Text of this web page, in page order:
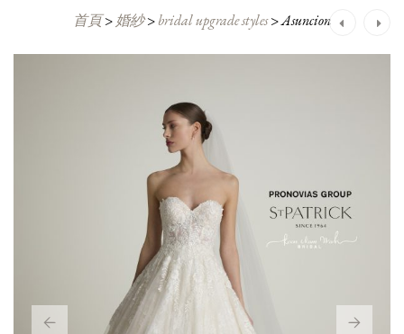
首頁> 婚紗>bridal upgrade styles>Asuncion
Post
navigation